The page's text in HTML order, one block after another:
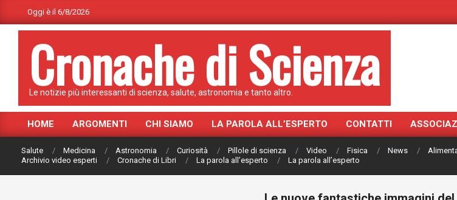
to
Oggi è il 6/8/2026
Cronache di Scienza
Le notizie più interessanti di scienza, salute, astronomia e tanto altro.
Primary
Navigation
Menu
HOME ARGOMENTI CHI SIAMO LA PAROLA ALL’ESPERTO CONTATTI
Salute Medicina Astronomia Curiosità Pillole di scienza Video Fisica News
Archivio video esperti
Cronache di Libri La parola all’esperto La parola all’esperto